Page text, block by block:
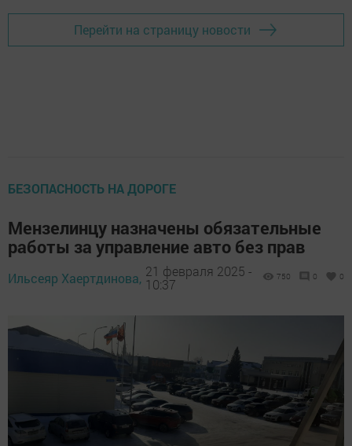
Перейти на страницу новости
БЕЗОПАСНОСТЬ НА ДОРОГЕ
Мензелинцу назначены обязательные
работы за управление авто без прав
Ильсеяр Хаертдинова, 21 февраля 2025 -
10:37
750 0 0